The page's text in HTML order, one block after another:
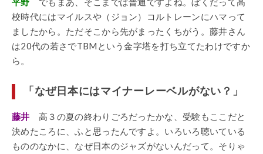
校時代にはマイルスや（ジョン）コルトレーンにハマって
ましたから。ただそこから先がまったくちがう。藤井さん
は20代の若さでTBMという金字塔を打ち立てたわけですか
ら。
「なぜ日本にはマイナーレーベルがない？」
藤井 高３の夏の終わりごろだったかな、受験もここだと
決めたころに、ふと思ったんですよ。いろいろ聴いている
もののなかに、なぜ日本のジャズがないんだって。そりゃ